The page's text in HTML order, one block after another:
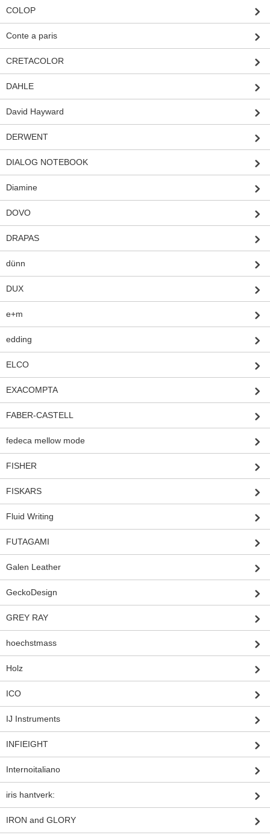
COLOP
Conte a paris
CRETACOLOR
DAHLE
David Hayward
DERWENT
DIALOG NOTEBOOK
Diamine
DOVO
DRAPAS
dünn
DUX
e+m
edding
ELCO
EXACOMPTA
FABER-CASTELL
fedeca mellow mode
FISHER
FISKARS
Fluid Writing
FUTAGAMI
Galen Leather
GeckoDesign
GREY RAY
hoechstmass
Holz
ICO
IJ Instruments
INFIEIGHT
Internoitaliano
iris hantverk:
IRON and GLORY